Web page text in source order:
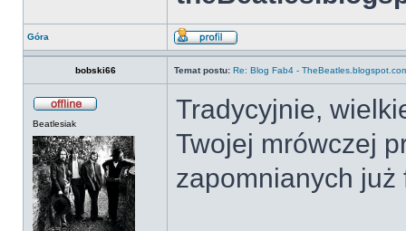
Góra
bobski66 Temat postu: Re: Blog Fab4 -
Beatlesiak
Tradycyjnie,
Twojej mrówczej
zapomnianych już